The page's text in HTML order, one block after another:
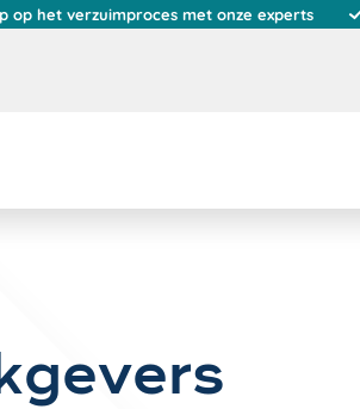
op het verzuimproces met onze experts